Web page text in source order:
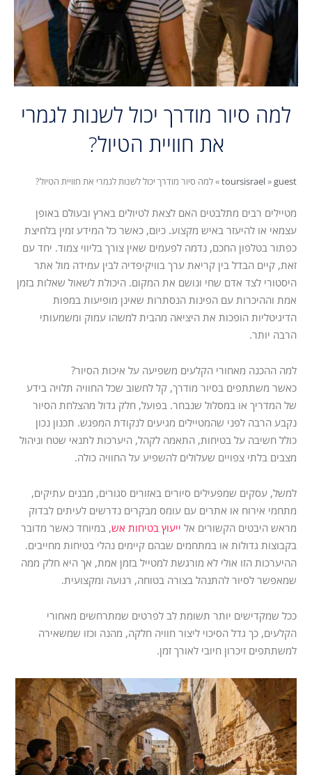
למה סיור מודרך יכול לשנות לגמרי
את חוויית הטיול?
toursisrael»guest
»למה סיור מודרך יכול לשנות לגמרי את חוויית הטיול?
מטיילים רבים מתלבטים האם לצאת לטיולים בארץ ובעולם באופן
עצמאי או להיעזר באיש מקצוע. כיום, כאשר כל המידע זמין בלחיצת
כפתור בטלפון החכם, נדמה לפעמים שאין צורך בליווי צמוד. יחד עם
זאת, קיים הבדל בין קריאת ערך בוויקיפדיה לבין עמידה מול אתר
היסטורי לצד אדם שחי ונושם את המקום. היכולת לשאול שאלות בזמן
אמת וההיכרות עם הפינות הנסתרות שאינן מופיעות במפות
הדיגיטליות הופכות את היציאה מהבית למשהו עמוק ומשמעותי
הרבה יותר.
למה ההכנה מאחורי הקלעים משפיעה על איכות הסיור?
כאשר משתתפים בסיור מודרך, קל לחשוב שכל החוויה תלויה בידע
של המדריך או במסלול שנבחר. בפועל, חלק גדול מהצלחת הסיור
נקבע הרבה לפני שהמטיילים מגיעים לנקודת המפגש. תכנון נכון
כולל חשיבה על בטיחות, התאמה לקהל, היערכות לתנאי שטח וניהול
מצבים בלתי צפויים שעלולים להשפיע על החוויה כולה.
למשל, עסקים שמפעילים סיורים באזורים סגורים, מבנים עתיקים,
מתחמי אירוח או אתרים עם עומס מבקרים נדרשים לעיתים לבדוק
מראש היבטים הקשורים אל ייעוץ בטיחות אש, במיוחד כאשר מדובר
בקבוצות גדולות או במתחמים שבהם קיימים נהלי בטיחות מחייבים.
ההיערכות הזו אולי לא מורגשת למטייל בזמן אמת, אך היא חלק ממה
שמאפשר לסיור להתנהל בצורה בטוחה, רגועה ומקצועית.
ככל שמקדישים יותר תשומת לב לפרטים שמתרחשים מאחורי
הקלעים, כך גדל הסיכוי ליצור חוויה חלקה, מהנה וכזו שמשאירה
למשתתפים זיכרון חיובי לאורך זמן.